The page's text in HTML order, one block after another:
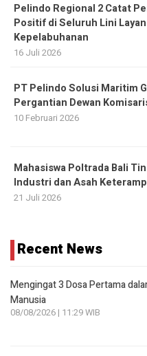
Pelindo Regional 2 Catat
Positif di Seluruh Lini
Kepelabuhanan
16 Juli 2026
PT Pelindo Solusi Maritim
Pergantian Dewan
10 Februari 2026
Mahasiswa Poltrada Bali
Industri dan Asah
21 Juli 2026
Recent News
Mengingat 3 Dosa Pertama
Manusia
08/08/2026 | 11:29 WIB